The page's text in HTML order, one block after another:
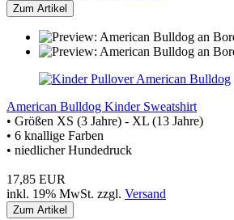
Zum Artikel
American Bulldog Kinder Sweatshirt
• Größen XS (3 Jahre) - XL (13 Jahre)
• 6 knallige Farben
• niedlicher Hundedruck
17,85 EUR
inkl. 19% MwSt. zzgl. Versand
Zum Artikel